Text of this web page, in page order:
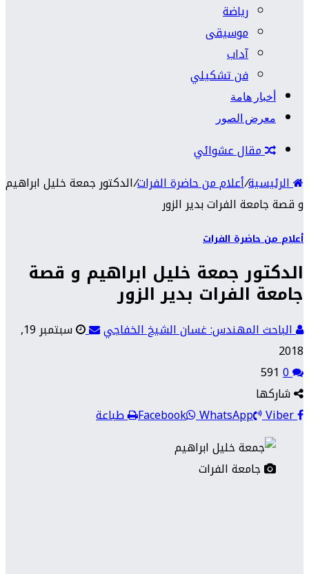
رياضة
موسيقى
آداب
فن تشكيلي
أخبار هامة
معرض الصور
مقال عشوائي
الرئيسية/أعلام من حاضرة الفرات/الدكتور جمعة خليل ابراهيم
و قصة جامعة الفرات بدير الزور
أعلام من حاضرة الفرات
الدكتور جمعة خليل ابراهيم و قصة
جامعة الفرات بدير الزور
الباحث المهندس: غسان الشيخ الخفاجي
سبتمبر 19,
2018
0
شاركها
Facebook
WhatsApp Viber طباعة
جامعة الفرات